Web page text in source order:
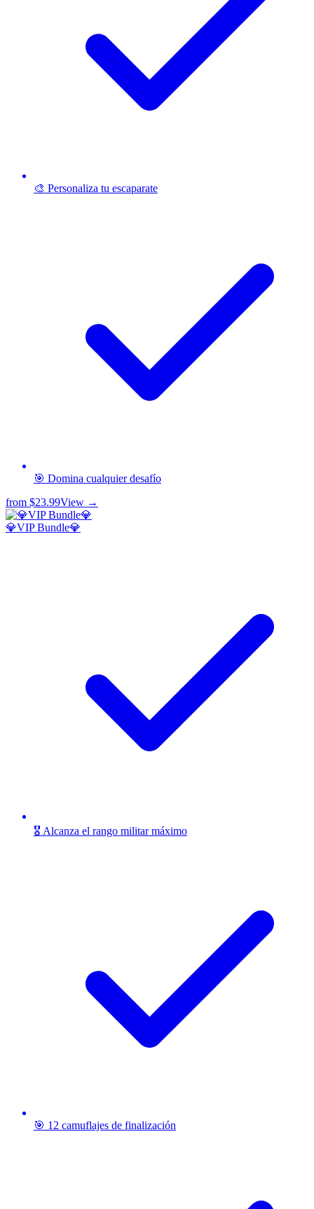
🎨 Personaliza tu escaparate
🎯 Domina cualquier desafío
from $23.99View →
💎VIP Bundle💎
🎖️ Alcanza el rango militar máximo
🎯 12 camuflajes de finalización